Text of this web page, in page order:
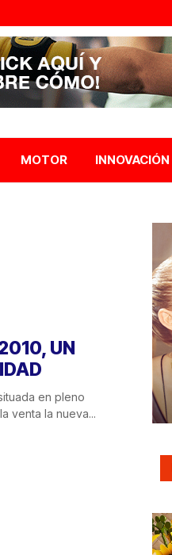
MOTOR INNOVACIÓN
UN
en pleno
venta la nueva...